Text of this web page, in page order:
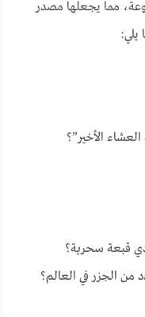
مما يجعلها مصدر
يلي:
الأخير”؟
قبعة سحرية؟
من الجزر في العالم؟